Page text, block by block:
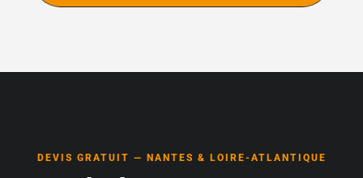
DEVIS GRATUIT — NANTES & LOIRE-ATLANTIQUE